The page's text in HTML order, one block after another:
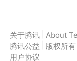
关于腾讯 About
腾讯公益
版权所有
用户协议